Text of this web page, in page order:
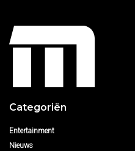
Categoriën
Entertainment
Nieuws